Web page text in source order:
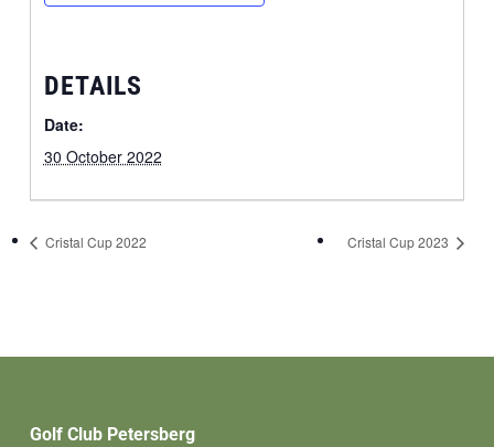
DETAILS
Date:
30 October 2022
Cristal Cup 2022 Cristal Cup 2023
Golf Club Petersberg